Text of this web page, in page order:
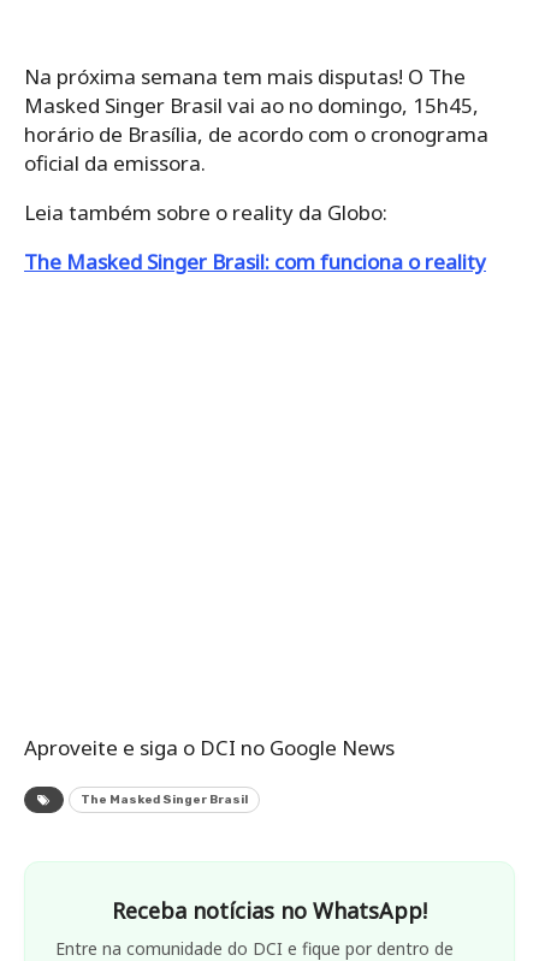
Na próxima semana tem mais disputas! O The
Masked Singer Brasil vai ao no domingo, 15h45,
horário de Brasília, de acordo com o cronograma
oficial da emissora.
Leia também sobre o reality da Globo:
The Masked Singer Brasil: com funciona o reality
Aproveite e siga o DCI no Google News
The Masked Singer Brasil
Receba notícias no WhatsApp!
Entre na comunidade do DCI e fique por dentro de